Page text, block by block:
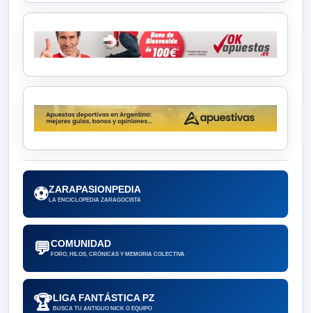
⚽ZARAPASIONPEDIA
LA ENCICLOPEDIA ZARAGOCISTA
💬COMUNIDAD
FORO, HILOS, CRÓNICAS Y MEMORIA COLECTIVA
🏆LIGA FANTÁSTICA PZ
BUSCA TU ANTIGUO NICK O EQUIPO